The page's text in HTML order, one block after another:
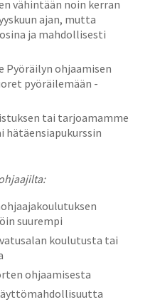
vähintään noin kerran
ajan, mutta
ja mahdollisesti
Pyöräilyn ohjaamisen
pyöräilemään -
tai tarjoamamme
hätäensiapukurssin
suurempi
koulutusta tai
ohjaamisesta